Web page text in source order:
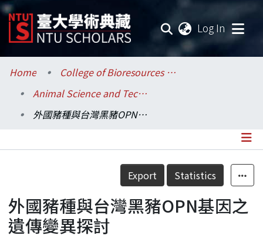
Log In
Communities & Collections
Research Outputs
Statistics
Home
College of Bioresources and Agriculture / 生物資源暨農學院
Animal Science and Technology / 動物科學技術學系
外國豬種與台灣黑豬OPN基因之遺傳變異探討
Details
Export Statistics
外國豬種與台灣黑豬OPN基因之
遺傳變異探討